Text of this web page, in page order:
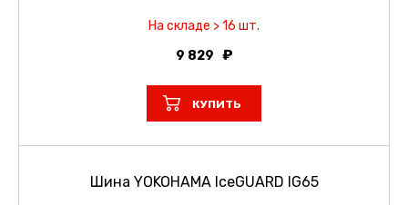
На складе > 16 шт.
9 829
КУПИТЬ
Шина YOKOHAMA IceGUARD IG65